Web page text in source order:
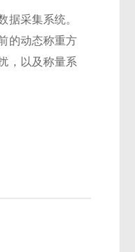
据采集系统。
的动态称重方
，以及称量系